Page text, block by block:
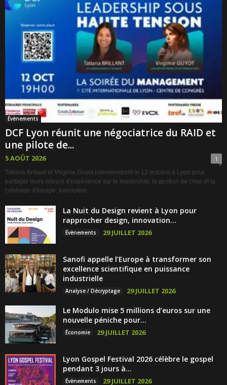
Évènements
DCF Lyon réunit une négociatrice du RAID et
une pilote de...
5 AOÛT 2026 1
Tatiana Brillant et Virginie Guyot interviendront le 12 octobre à Lyon pour
partager leurs retours d'expérience sur le leadership, la gestion de crise et la
cohésion d'équipe. Inscription
La Nuit du Design revient à Lyon pour
rapprocher design, innovation...
Évènements 29 JUILLET 2026
Sanofi appelle l’Europe à transformer son
excellence scientifique en puissance
industrielle
Analyse / Décryptage 29 JUILLET 2026
Le Modulo mise 5 millions d’euros sur une
nouvelle péniche pour...
Économie 29 JUILLET 2026
Lyon Gospel Festival 2026 célèbre le gospel
pendant 3 jours à...
Évènements 29 JUILLET 2026